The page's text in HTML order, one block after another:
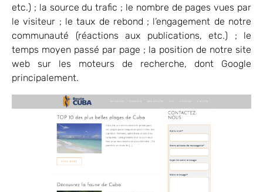
etc.) ; la source du trafic ; le nombre de pages vues par
le visiteur ; le taux de rebond ; l’engagement de notre
communauté (réactions aux publications, etc.) ; le
temps moyen passé par page ; la position de notre site
web sur les moteurs de recherche, dont Google
principalement.